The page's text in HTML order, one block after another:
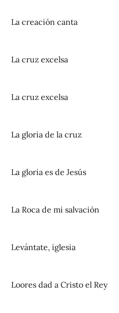
La creación canta
La cruz excelsa
La cruz excelsa
La gloria de la cruz
La gloria es de Jesús
La Roca de mi salvación
Levántate, iglesia
Loores dad a Cristo el Rey